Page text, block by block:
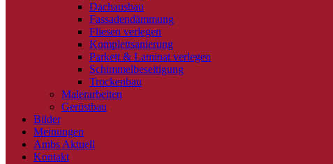
Dachausbau
Fassadendämmung
Fliesen verlegen
Komplettsanierung
Parkett & Laminat verlegen
Schimmelbeseitigung
Trockenbau
Malerarbeiten
Gerüstbau
Bilder
Meinungen
Ambs Aktuell
Kontakt